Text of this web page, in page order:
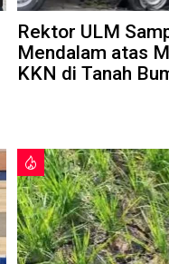
Rektor ULM
Mendalam atas
KKN di Tanah